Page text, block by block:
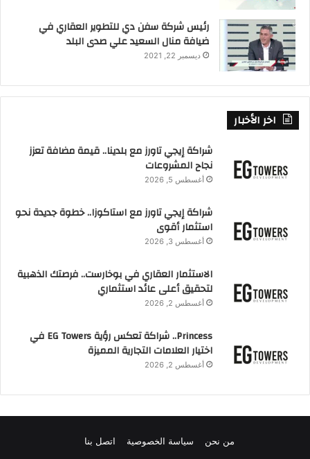
رئيس شركة سفن دي للتطوير العقاري في
ضيافة منال السعيد علي صدى البلد
ديسمبر 22, 2021
اخر الأخبار
شراكة إيجي تاورز مع بلدينا.. قيمة مضافة تعزز
نجاح المشروعات
أغسطس 5, 2026
شراكة إيجي تاورز مع استاكوزا.. خطوة جديدة نحو
استثمار أقوى
أغسطس 3, 2026
الاستثمار العقاري في بوخارست.. فرصتك الذهبية
لتحقيق أعلى عائد استثماري
أغسطس 2, 2026
Princess.. شراكة تعكس رؤية EG Towers في
اختيار العلامات التجارية المميزة
أغسطس 2, 2026
من نحن سياسة الخصوصية
اتصل بنا